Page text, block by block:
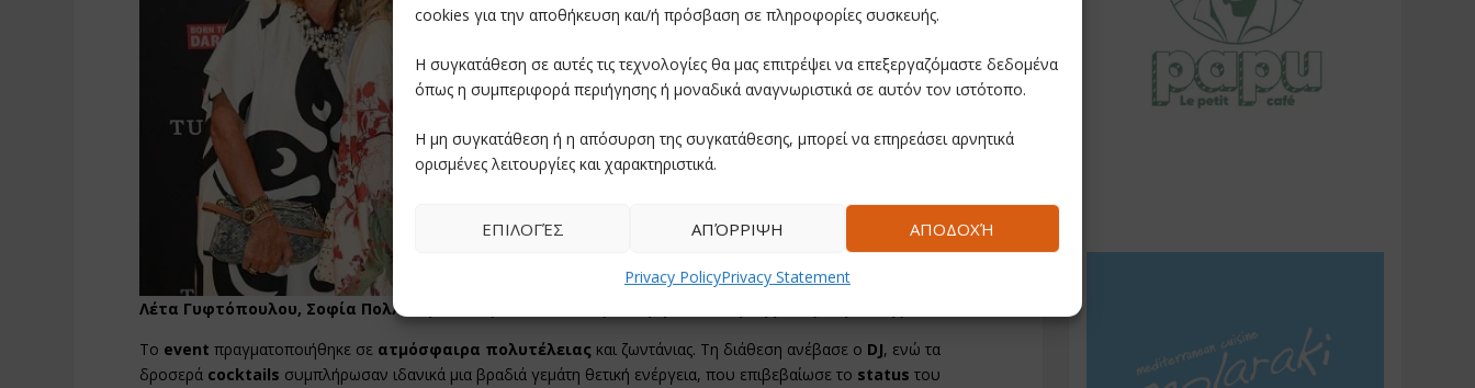
cookies για την αποθήκευση και/ή πρόσβαση σε πληροφορίες συσκευής.
Η συγκατάθεση σε αυτές τις τεχνολογίες θα μας επιτρέψει να επεξεργαζόμαστε δεδομένα
όπως η συμπεριφορά περιήγησης ή μοναδικά αναγνωριστικά σε αυτόν τον ιστότοπο.
Η μη συγκατάθεση ή η απόσυρση της συγκατάθεσης, μπορεί να επηρεάσει αρνητικά
ορισμένες λειτουργίες και χαρακτηριστικά.
ΑΠΟΔΟΧΉ
ΑΠΌΡΡΙΨΗ
ΕΠΙΛΟΓΈΣ
Privacy PolicyPrivacy Statement
Λέτα Γυφτόπουλου, Σοφία Πολλάλη, Μάνος Ρουσουνέλος, Μαίρη Πολλάλη, Άγγελος Πάρσαλης
Το event πραγματοποιήθηκε σε ατμόσφαιρα πολυτέλειας και ζωντάνιας. Τη διάθεση ανέβασε ο DJ, ενώ τα
δροσερά cocktails συμπλήρωσαν ιδανικά μια βραδιά γεμάτη θετική ενέργεια, που επιβεβαίωσε το status του